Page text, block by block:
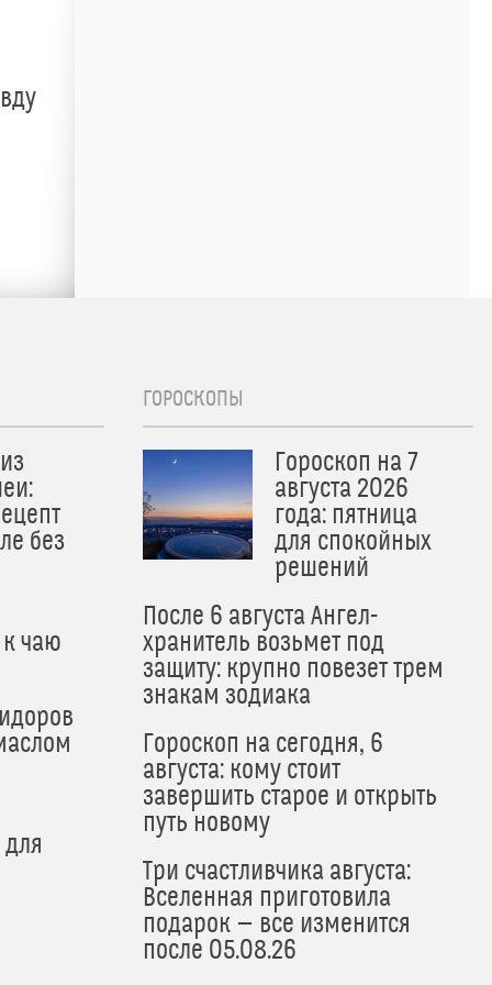
без
чаю
ГОРОСКОПЫ
Гороскоп на 7
августа 2026
года: пятница
для спокойных
решений
После 6 августа Ангел-
хранитель возьмет под
защиту: крупно повезет трем
знакам зодиака
Гороскоп на сегодня, 6
августа: кому стоит
завершить старое и открыть
путь новому
Три счастливчика августа:
Вселенная приготовила
подарок — все изменится
после 05.08.26